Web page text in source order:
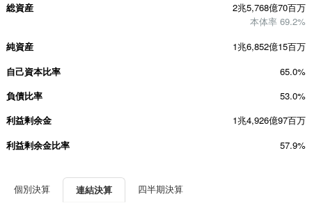
総資産
2兆5,768億70百万
本体率 69.2%
純資産
1兆6,852億15百万
自己資本比率
65.0%
負債比率
53.0%
利益剰余金
1兆4,926億97百万
利益剰余金比率
57.9%
個別決算 連結決算 四半期決算